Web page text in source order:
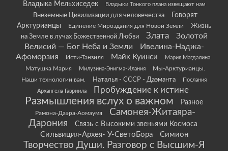
Владыка Мельхиседек Владыки Тонкого плана извещают нам
Внеземные Цивилизации для человечества
Говорят
Арктурианцы
Единение Мироздания для Новой Земли
Жизнь
на Земле в лучах Божественной Любви
Злата
Золотой
Велисий — Бог Неба и Земли
Ивелина-Наджа-
Афоморзия
Исти-Танзиля Майк Куинси Мария Магдалина
Матушка Мария Милузина-Энигма-Илания
Мы-Арктурианцы.
Наши технологии вам.
Наталья - СССР - Даэманта
Послания
Архангела Гавриила
Пробуждение к истине
Размышления вслух о важном Разное
Рамона-Даэра-Аомаумя
Самонея-Житаяра-
Дарония
Связь с Высокими звеньями Космоса
Сильвиция-Архея- У-СветоБора Симион
Творчество Души. Разговор с Высшим-Я